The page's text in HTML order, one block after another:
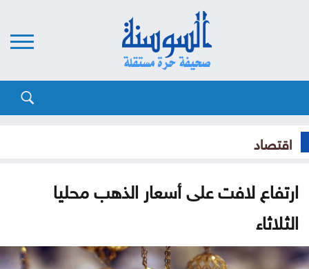
اقتصاد
ارتفاع لافت على أسعار الذهب محليا
الثلاثاء